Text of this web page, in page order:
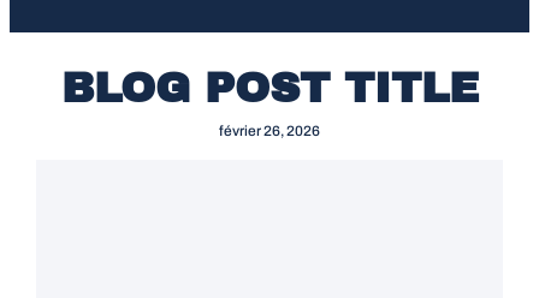
BLOG POST TITLE
février 26, 2026